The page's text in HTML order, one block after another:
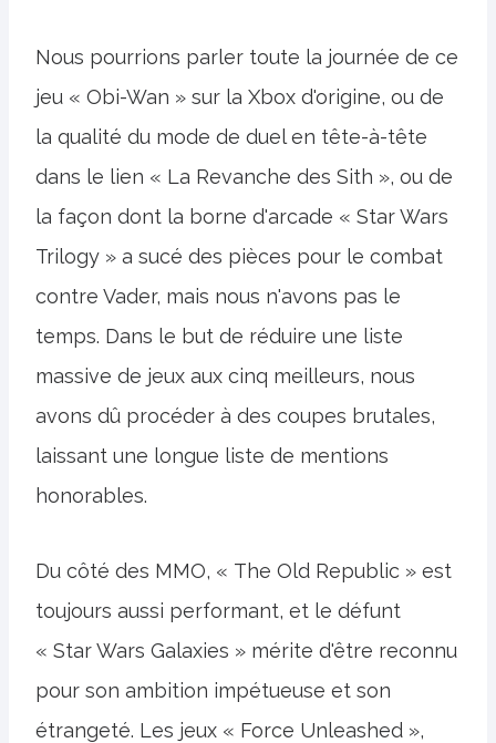
Nous pourrions parler toute la journée de ce
jeu « Obi-Wan » sur la Xbox d'origine, ou de
la qualité du mode de duel en tête-à-tête
dans le lien « La Revanche des Sith », ou de
la façon dont la borne d'arcade « Star Wars
Trilogy » a sucé des pièces pour le combat
contre Vader, mais nous n'avons pas le
temps. Dans le but de réduire une liste
massive de jeux aux cinq meilleurs, nous
avons dû procéder à des coupes brutales,
laissant une longue liste de mentions
honorables.
Du côté des MMO, « The Old Republic » est
toujours aussi performant, et le défunt
« Star Wars Galaxies » mérite d'être reconnu
pour son ambition impétueuse et son
étrangeté. Les jeux « Force Unleashed »,